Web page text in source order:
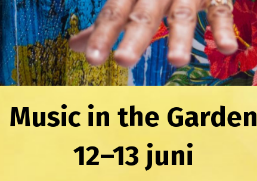
Music in the Garden
12–13 juni